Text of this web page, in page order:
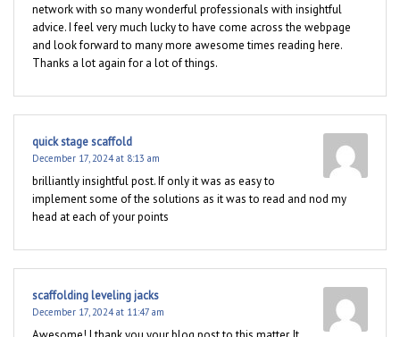
network with so many wonderful professionals with insightful
advice. I feel very much lucky to have come across the webpage
and look forward to many more awesome times reading here.
Thanks a lot again for a lot of things.
quick stage scaffold
December 17, 2024 at 8:13 am
brilliantly insightful post. If only it was as easy to
implement some of the solutions as it was to read and nod my
head at each of your points
scaffolding leveling jacks
December 17, 2024 at 11:47 am